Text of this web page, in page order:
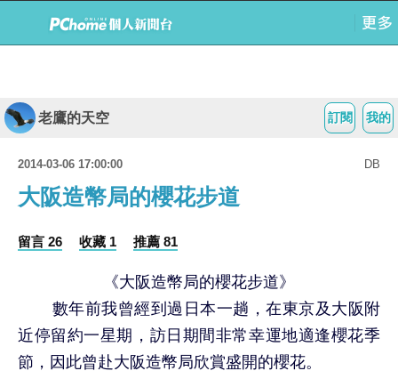
我的
訂閱
老鷹的天空
2014-03-06 17:00:00 DB
大阪造幣局的櫻花步道
留言 26 收藏 1 推薦 81
《大阪造幣局的櫻花步道》
數年前我曾經到過日本一趟，在東京及大阪附
近停留約一星期，訪日期間非常幸運地適逢櫻花季
節，因此曾赴大阪造幣局欣賞盛開的櫻花。